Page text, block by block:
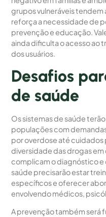
grupos vulneráveis tendem
reforça a necessidade de
prevenção e educação.
ainda dificulta o acesso ao
dos usuários.
Desafios
de saúde
Os sistemas de saúde
populações com
por overdose até cuidados
diversidade das drogas em
complicam o diagnóstico e
saúde precisarão estar
específicos e oferecer
envolvendo médicos,
A prevenção também será